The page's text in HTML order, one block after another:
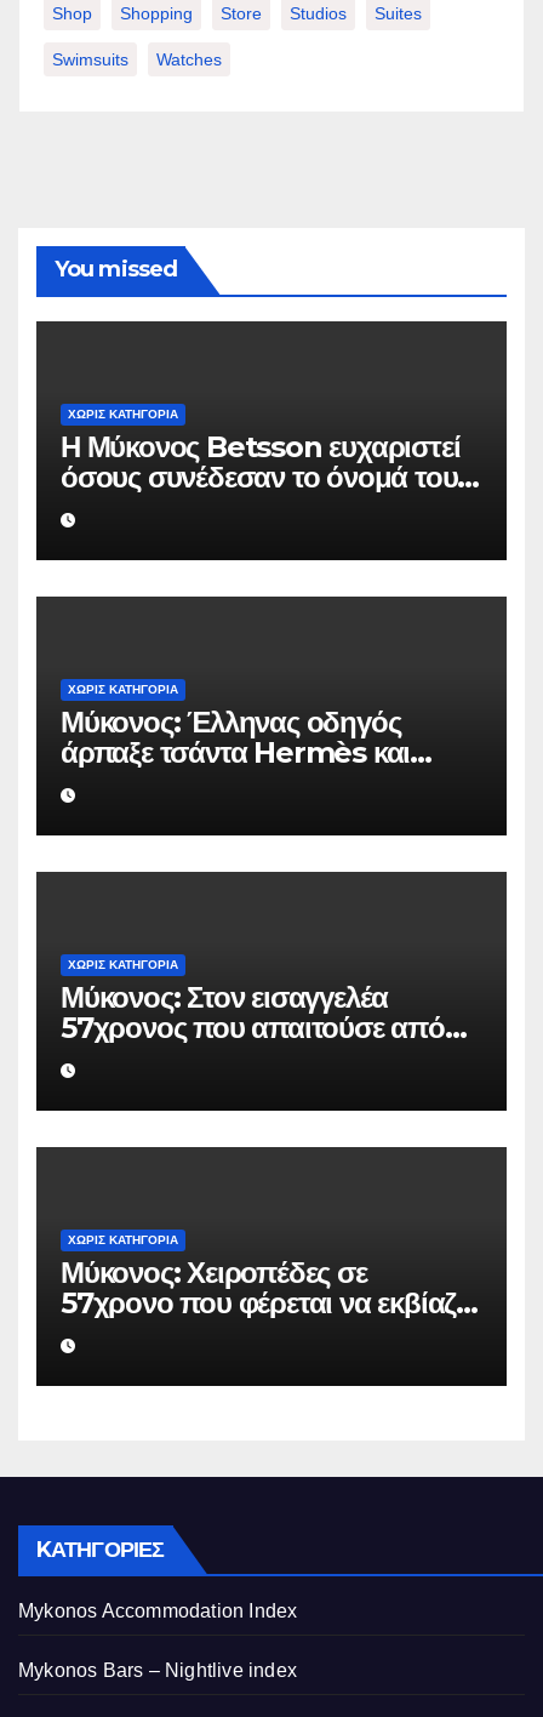
Shop Shopping Store Studios Suites
Swimsuits Watches
You missed
ΧΩΡΊΣ ΚΑΤΗΓΟΡΊΑ
Η Μύκονος Betsson ευχαριστεί
όσους συνέδεσαν το όνομά τους
με την ιστορική χρονιά
ΧΩΡΊΣ ΚΑΤΗΓΟΡΊΑ
Μύκονος: Έλληνας οδηγός
άρπαξε τσάντα Hermès και
Rolex αξίας 75.000 ευρώ από
Ουκρανό τουρίστα
ΧΩΡΊΣ ΚΑΤΗΓΟΡΊΑ
Μύκονος: Στον εισαγγελέα
57χρονος που απαιτούσε από
επιχειρηματία 80.000 ευρώ για
να μην κάνει καταγγελίες σε
βάρος του
ΧΩΡΊΣ ΚΑΤΗΓΟΡΊΑ
Μύκονος: Χειροπέδες σε
57χρονο που φέρεται να εκβίαζε
επιχείρηση για να «θάψει»
ψευδείς καταγγελίες – Η παγίδα
που του έστησε η ΕΛ.ΑΣ.
KΑΤΗΓΟΡΊΕΣ
Mykonos Accommodation Index
Mykonos Bars – Nightlive index